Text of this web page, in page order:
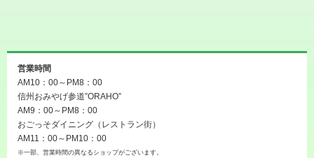
営業時間
AM10：00～PM8：00
信州おみやげ参道”ORAHO”
AM9：00～PM8：00
おごっそダイニング（レストラン街）
AM11：00～PM10：00
※一部、営業時間の異なるショップがございます。